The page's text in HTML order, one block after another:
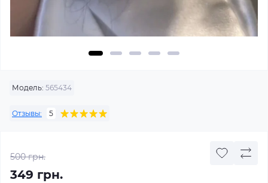
Модель: 565434
Отзывы: 5
500 грн.
349 грн.